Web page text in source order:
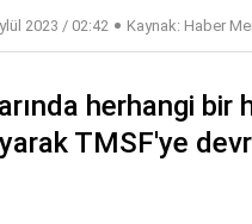
2023 / 02:42 Kaynak: Haber
herhangi
TMSF'ye